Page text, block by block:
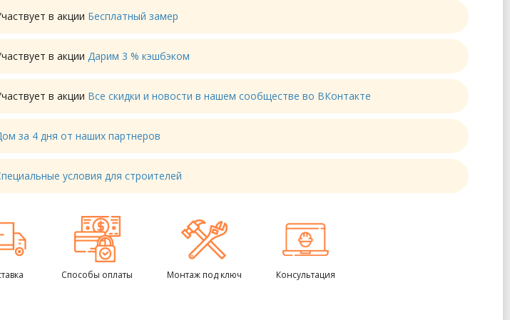
в акции Бесплатный замер
в акции Дарим 3 % кэшбэком
в акции Все скидки и новости в нашем сообществе во ВКонтакте
за 4 дня от наших партнеров
условия для строителей
Способы оплаты Монтаж под ключ Консультация